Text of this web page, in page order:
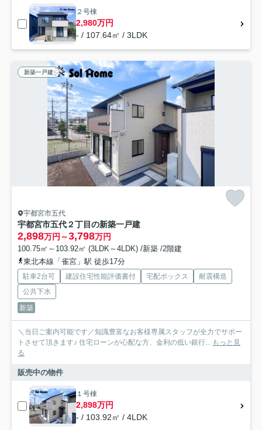
２号棟
2,980万円
- / 107.64㎡ / 3LDK
新築一戸建
宇都宮市五代
宇都宮市五代２丁目の新築一戸建
2,898万円～3,798万円
100.75㎡～103.92㎡ (3LDK～4LDK) /新築 /2階建
東北本線「雀宮」駅 徒歩17分
駐車2台可 建設住宅性能評価書付 宅配ボックス
耐震構造
公共下水
新築
＼当日ご案内可能です／知識豊富なお客様専属スタッフが全力でサポー
トさせて頂きます♪ 住宅ローンが心配な方、金利の低い銀行... もっと見
る
販売中の物件
１号棟
2,898万円
- / 103.92㎡ / 4LDK